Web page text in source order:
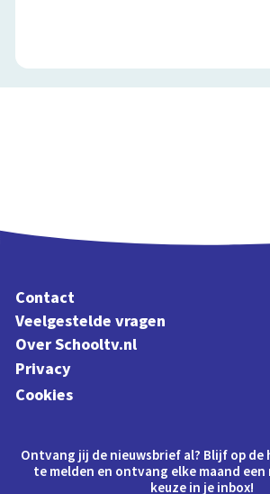
Contact
Veelgestelde vragen
Over Schooltv.nl
Privacy
Cookies
Ontvang jij de nieuwsbrief al? Blijf op
te melden en ontvang elke maand
keuze in je inbox!